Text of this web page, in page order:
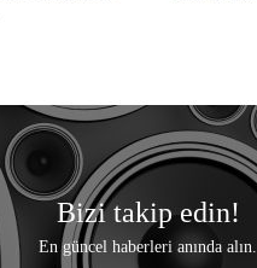
Bizi takip edin!
En güncel haberleri anında alın.